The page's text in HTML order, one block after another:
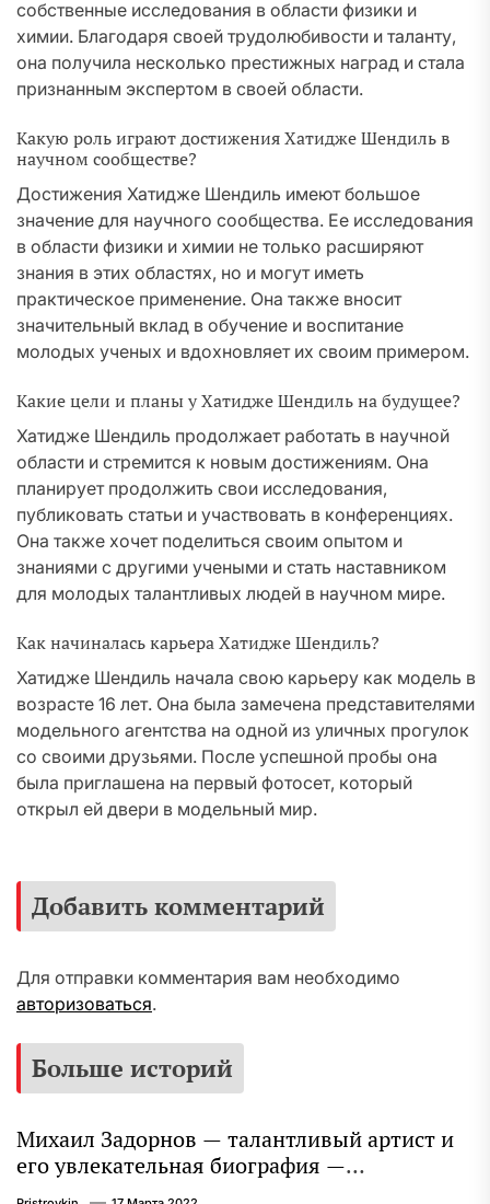
собственные исследования в области физики и
химии. Благодаря своей трудолюбивости и таланту,
она получила несколько престижных наград и стала
признанным экспертом в своей области.
Какую роль играют достижения Хатидже Шендиль в
научном сообществе?
Достижения Хатидже Шендиль имеют большое
значение для научного сообщества. Ее исследования
в области физики и химии не только расширяют
знания в этих областях, но и могут иметь
практическое применение. Она также вносит
значительный вклад в обучение и воспитание
молодых ученых и вдохновляет их своим примером.
Какие цели и планы у Хатидже Шендиль на будущее?
Хатидже Шендиль продолжает работать в научной
области и стремится к новым достижениям. Она
планирует продолжить свои исследования,
публиковать статьи и участвовать в конференциях.
Она также хочет поделиться своим опытом и
знаниями с другими учеными и стать наставником
для молодых талантливых людей в научном мире.
Как начиналась карьера Хатидже Шендиль?
Хатидже Шендиль начала свою карьеру как модель в
возрасте 16 лет. Она была замечена представителями
модельного агентства на одной из уличных прогулок
со своими друзьями. После успешной пробы она
была приглашена на первый фотосет, который
открыл ей двери в модельный мир.
Добавить комментарий
Для отправки комментария вам необходимо
авторизоваться.
Больше историй
Михаил Задорнов — талантливый артист и
его увлекательная биография —
выдающиеся достижения, известность и